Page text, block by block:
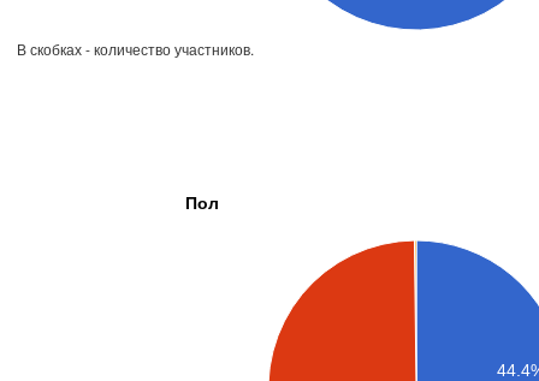
В скобках - количество участников.
Пол